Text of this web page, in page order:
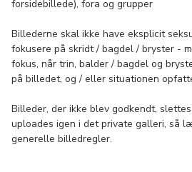
forsidebillede), fora og grupper
Billederne skal ikke have eksplicit
fokusere på skridt / bagdel / bryster -
fokus, når trin, balder / bagdel og
på billedet, og / eller situationen
Billeder, der ikke blev godkendt,
uploades igen i det private galleri, så
generelle billedregler.